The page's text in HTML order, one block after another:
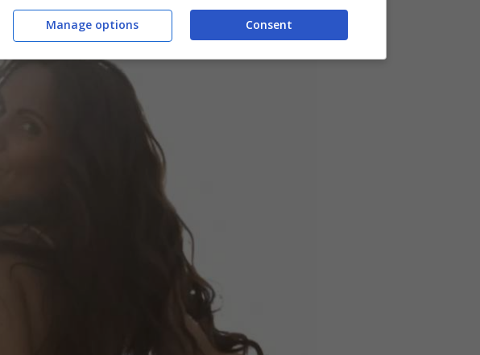
Consent
Manage options